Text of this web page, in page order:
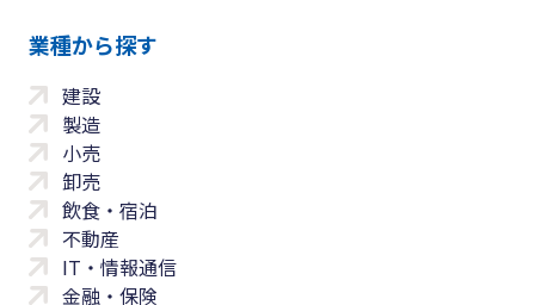
業種から探す
建設
製造
小売
卸売
飲食・宿泊
不動産
IT・情報通信
金融・保険